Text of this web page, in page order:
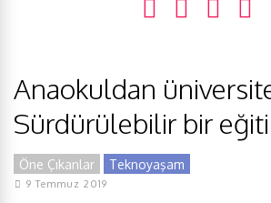
Anaokuldan
Sürdürülebilir bir
Öne Çıkanlar Teknoyaşam
9 Temmuz 2019